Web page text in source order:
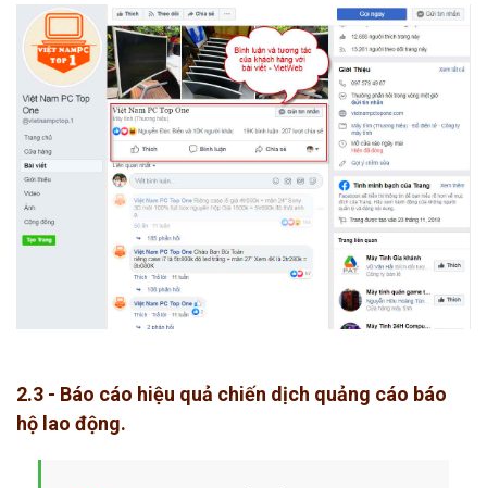
2.3 - Báo cáo hiệu quả chiến dịch quảng cáo báo
hộ lao động.